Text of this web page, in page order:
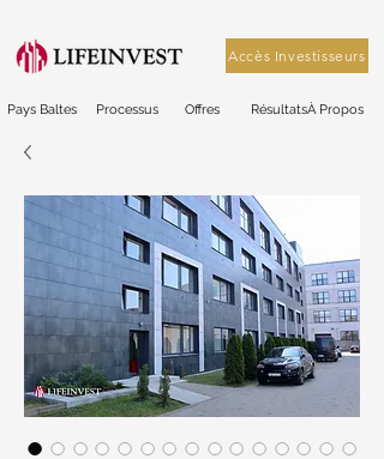
Accès Investisseurs
Processus
Pays Baltes Offres RésultatsÀ Propos